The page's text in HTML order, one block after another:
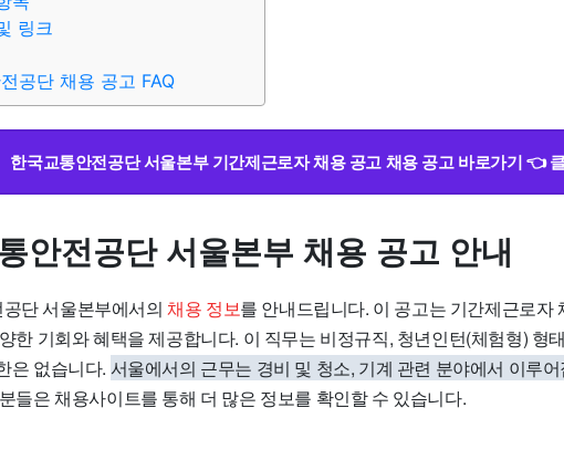
링크
공단 채용 공고 FAQ
한국교통안전공단 서울본부 기간제근로자 채용 공고 채용 공고 바로가기 👈
안전공단 서울본부 채용 공고 안내
단 서울본부에서의채용 정보를 안내드립니다. 이 공고는 기간제근로자
한 기회와 혜택을 제공합니다. 이 직무는 비정규직, 청년인턴(체험형) 형
은 없습니다. 서울에서의 근무는 경비 및 청소, 기계 관련 분야에서 이루
들은 채용사이트를 통해 더 많은 정보를 확인할 수 있습니다.